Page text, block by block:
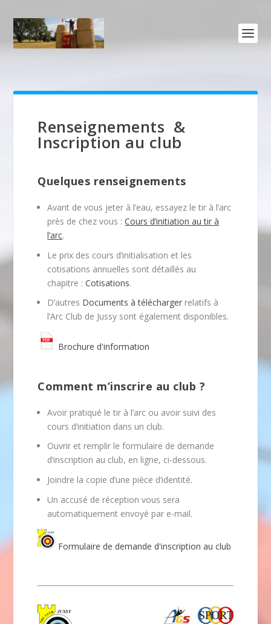
Renseignements &
Inscription au club
Quelques renseignements
Avant de vous jeter à l’eau, essayez le tir à l’arc
près de chez vous :Cours d’initiation au tir à
l’arc.
Le prix des cours d’initialisation et les
cotisations annuelles sont détaillés au
chapitre :Cotisations.
D’autres Documents à télécharger relatifs à
l’Arc Club de Jussy sont également disponibles.
Brochure d'information
Comment m’inscrire au club ?
Avoir pratiqué le tir à l’arc ou avoir suivi des
cours d’initiation dans un club.
Ouvrir et remplir le formulaire de demande
d’inscription au club, en ligne, ci-dessous.
Joindre la copie d’une pièce d’identité.
Un accusé de réception vous sera
automatiquement envoyé par e-mail.
Formulaire de demande d'inscription au club